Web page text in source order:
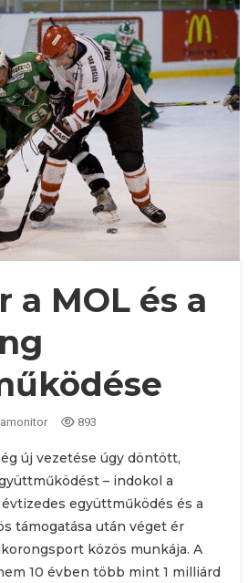
a MOL és a
893
új vezetése úgy döntött,
– indokol a
együttműködés és a
támogatása után véget ér
közös munkája. A
10 évben több mint 1 milliárd